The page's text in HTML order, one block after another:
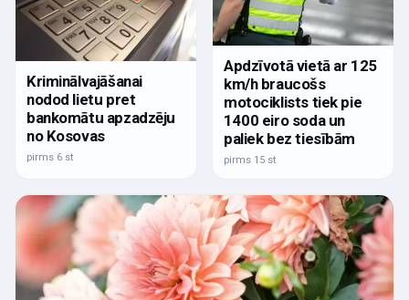
Kriminālvajāšanai
nodod lietu pret
bankomātu apzadzēju
no Kosovas
pirms 6 st
Apdzīvotā vietā ar 125
km/h braucošs
motociklists tiek pie
1400 eiro soda un
paliek bez tiesībām
pirms 15 st